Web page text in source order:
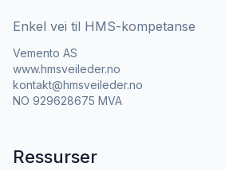
Enkel vei til HMS-kompetanse
Vemento AS
www.hmsveileder.no
kontakt@hmsveileder.no
NO 929628675 MVA
Ressurser